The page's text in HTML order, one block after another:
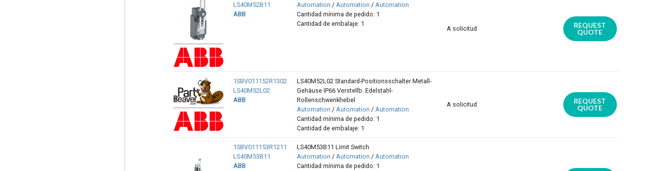
LS40M52B11
ABB
Automation / Automation / Automation
Cantidad mínima de pedido: 1
Cantidad de embalaje: 1
A solicitud
REQUEST
QUOTE
1SBV011152R1302
LS40M52L02
ABB
LS40M52L02 Standard-Positionsschalter Metall-
Gehäuse IP66 Verstellb. Edelstahl-
Rollenschwenkhebel
Automation / Automation / Automation
Cantidad mínima de pedido: 1
Cantidad de embalaje: 1
A solicitud
REQUEST
QUOTE
1SBV011153R1211
LS40M53B11
ABB
LS40M53B11 Limit Switch
Automation / Automation / Automation
Cantidad mínima de pedido: 1